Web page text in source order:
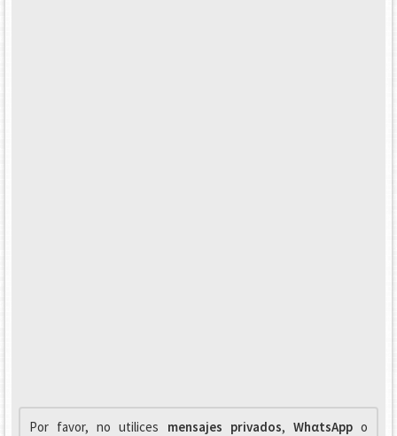
Por favor, no utilices mensajes privados, WhαtsAppo